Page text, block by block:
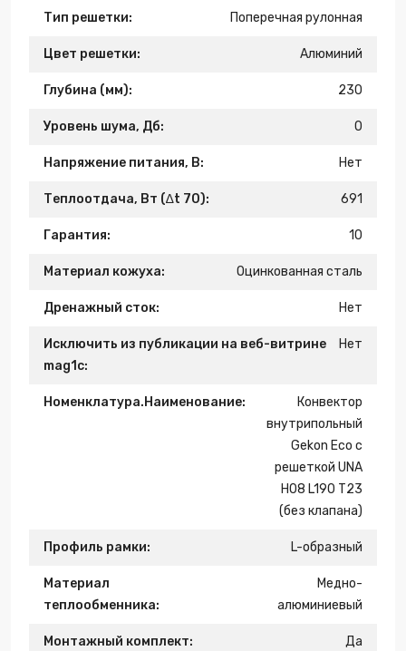
Тип решетки: Поперечная рулонная
Цвет решетки: Алюминий
Глубина (мм): 230
Уровень шума, Дб: 0
Напряжение питания, В: Нет
Теплоотдача, Вт (∆t 70): 691
Гарантия: 10
Материал кожуха: Оцинкованная сталь
Дренажный сток: Нет
Исключить из публикации на веб-витрине
mag1c:
Нет
Номенклатура.Наименование:
Конвектор
внутрипольный
Gekon Eco с
решеткой UNA
H08 L190 T23
(без клапана)
Профиль рамки: L-образный
Материал
теплообменника:
Медно-
алюминиевый
Монтажный комплект: Да